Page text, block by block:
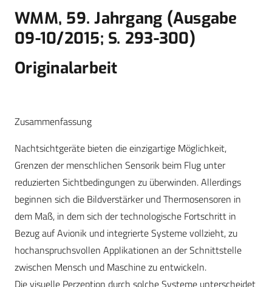
WMM, 59. Jahrgang (Ausgabe
09-10/2015; S. 293-300)
Originalarbeit
Zusammenfassung
Nachtsichtgeräte bieten die einzigartige Möglichkeit,
Grenzen der menschlichen Sensorik beim Flug unter
reduzierten Sichtbedingungen zu überwinden. Allerdings
beginnen sich die Bildverstärker und Thermosensoren in
dem Maß, in dem sich der technologische Fortschritt in
Bezug auf Avionik und integrierte Systeme vollzieht, zu
hochanspruchsvollen Applikationen an der Schnittstelle
zwischen Mensch und Maschine zu entwickeln.
Die visuelle Perzeption durch solche Systeme unterscheidet